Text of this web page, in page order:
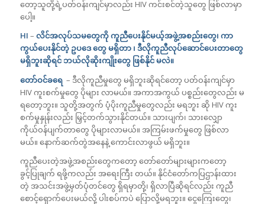
တော့သူတို့ရဲ့ပတ်ဝန်းကျင်မှာလည်း HIV ကင်းစင်တဲ့သူတွေ ဖြစ်လာမှာ
ပေါ့။
HI – လိင်အလုပ်သမတွေကို ကူညီပေးနိုင်မယ့်အဖွဲ့အစည်းတွေ၊ ကာ
ကွယ်ပေးနိုင်တဲ့ ဥပဒေ တွေ မရှိတာ ၊ ဒီလိုကူညီလုပ်ဆောင်ပေးတာတွေ
မရှိဘူးဆိုရင် ဘယ်လိုဆိုးကျိုးတွေ ဖြစ်နိုင် မလဲ။
တော်ဝင်ခရေ – ဒီလိုကူညီမှုတွေ မရှိဘူးဆိုရင်တော့ ပတ်ဝန်းကျင်မှာ
HIV ကူးစက်မှုတွေ ပိုများ လာမယ်။ အကာအကွယ် ပစ္စည်းတွေလည်း မ
ရတော့ဘူး။ သူတို့အတွက် ပံ့ပိုးကူညီမှုတွေလည်း မရဘူး ဆို HIV ကူး
စက်မှုနှုန်းလည်း မြှင့်တက်သွားနိုင်တယ်။ သားပျက်၊ သားလျှော
ကိုယ်ဝန်ပျက်တာတွေ ပိုများလာမယ်။ အကြမ်းဖက်မှုတွေ ဖြစ်လာ
မယ်။ နောက်ဆက်တွဲအနေနဲ့ ကောင်းလာဖွယ် မရှိဘူး။
ကူညီပေးတဲ့အဖွဲ့အစည်းတွေကတော့ တော်တော်များများကတော့
ခွင့်ပြုချက် ရဖို့ကလည်း အရေးကြီး တယ်။ နိုင်ငံတော်ကပြဌာန်းထား
တဲ့ အသင်းအဖွဲ့မှတ်ပုံတင်တွေ ရှိရမှာတို့၊ ရှိလာပြီဆိုရင်လည်း ကူညီ
စောင့်ရှောက်ပေးမယ်လို့ ပါးစပ်ကပဲ ပြောလို့မရဘူး။ ငွေကြေးတွေ၊